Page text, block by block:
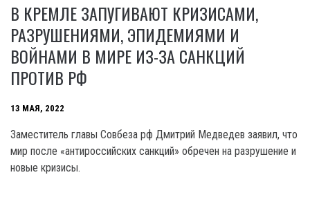
В КРЕМЛЕ ЗАПУГИВАЮТ КРИЗИСАМИ,
РАЗРУШЕНИЯМИ, ЭПИДЕМИЯМИ И
ВОЙНАМИ В МИРЕ ИЗ-ЗА САНКЦИЙ
ПРОТИВ РФ
13 МАЯ, 2022
Заместитель главы Совбеза рф Дмитрий Медведев заявил, что
мир после «антироссийских санкций» обречен на разрушение и
новые кризисы.